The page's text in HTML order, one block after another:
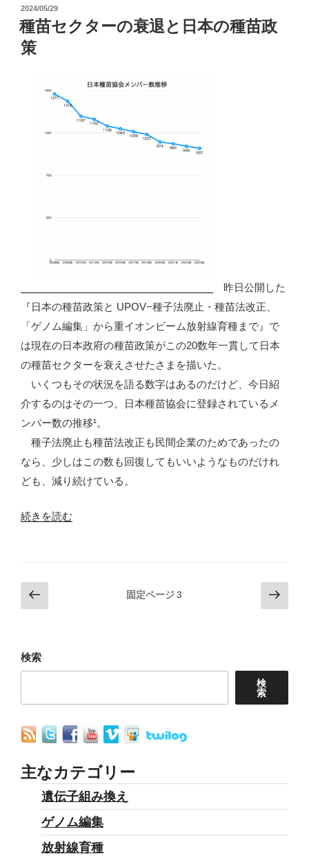
種
子
主
投
稿
日:
2024/05/29
種苗セクターの衰退と日本の種苗政
策
昨日公開した
『日本の種苗政策と UPOV−種子法廃止・種苗法改正、
「ゲノム編集」から重イオンビーム放射線育種まで』で
は現在の日本政府の種苗政策がこの20数年一貫して日本
の種苗セクターを衰えさせたさまを描いた。
いくつもその状況を語る数字はあるのだけど、今日紹
介するのはその一つ。日本種苗協会に登録されているメ
ンバー数の推移¹。
種子法廃止も種苗法改正も民間企業のためであったの
なら、少しはこの数も回復してもいいようなものだけれ
ども、減り続けている。
“種
タ
ー
衰
退
本
種
続きを読む
投
稿
ペ
ー
ジ
り
前
の
ジ
固定ページ3
次
の
検索
検
索
主なカテゴリー
遺伝子組み換え
ゲノム編集
放射線育種